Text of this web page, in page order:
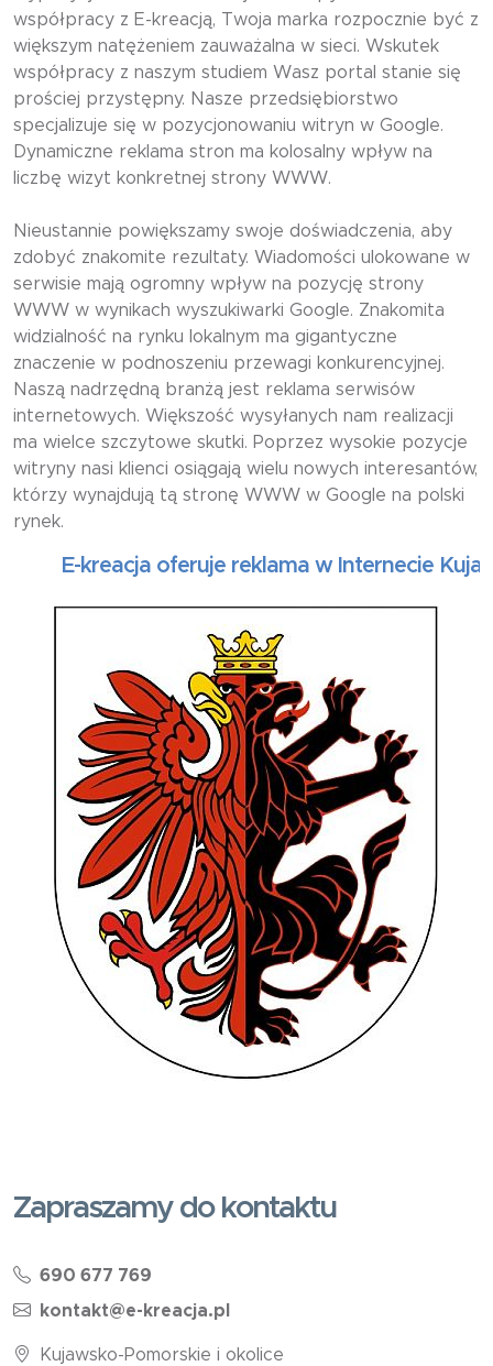
współpracy z E-kreacją, Twoja marka rozpocznie być z
większym natężeniem zauważalna w sieci. Wskutek
współpracy z naszym studiem Wasz portal stanie się
prościej przystępny. Nasze przedsiębiorstwo
specjalizuje się w pozycjonowaniu witryn w Google.
Dynamiczne reklama stron ma kolosalny wpływ na
liczbę wizyt konkretnej strony WWW.
Nieustannie powiększamy swoje doświadczenia, aby
zdobyć znakomite rezultaty. Wiadomości ulokowane w
serwisie mają ogromny wpływ na pozycję strony
WWW w wynikach wyszukiwarki Google. Znakomita
widzialność na rynku lokalnym ma gigantyczne
znaczenie w podnoszeniu przewagi konkurencyjnej.
Naszą nadrzędną branżą jest reklama serwisów
internetowych. Większość wysyłanych nam realizacji
ma wielce szczytowe skutki. Poprzez wysokie pozycje
witryny nasi klienci osiągają wielu nowych interesantów,
którzy wynajdują tą stronę WWW w Google na polski
rynek.
E-kreacja oferuje reklama w Internecie
Zapraszamy do kontaktu
690 677 769
kontakt@e-kreacja.pl
Kujawsko-Pomorskie i okolice